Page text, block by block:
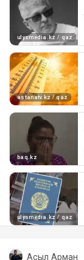
Асыл Арман